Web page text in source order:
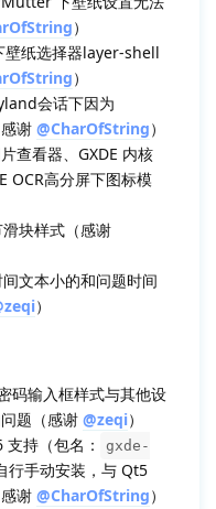
）
壁纸选择器layer-shell
）
会话下因为
谢 @CharOfString）
查看器、GXDE 内核
OCR高分屏下图标模
块样式（感谢
文本小的和问题时间
）
码输入框样式与其他设
题（感谢 @zeqi）
持（包名：
gxde-
行手动安装，与 Qt5
谢 @CharOfString）